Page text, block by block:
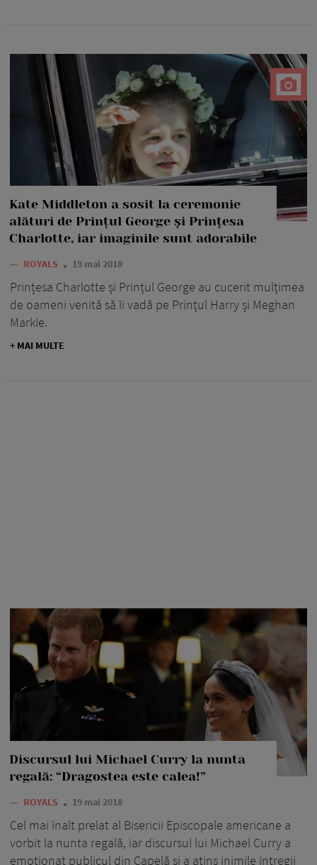
Kate Middleton a sosit la ceremonie
alături de Prințul George și Prințesa
Charlotte, iar imaginile sunt adorabile
— ROYALS 19 mai 2018
Prințesa Charlotte și Prințul George au cucerit mulțimea
de oameni venită să îi vadă pe Prințul Harry și Meghan
Markle.
+ MAI MULTE
Discursul lui Michael Curry la nunta
regală: “Dragostea este calea!”
— ROYALS 19 mai 2018
Cel mai înalt prelat al Bisericii Episcopale americane a
vorbit la nunta regală, iar discursul lui Michael Curry a
emoționat publicul din Capelă și a atins inimile întregii